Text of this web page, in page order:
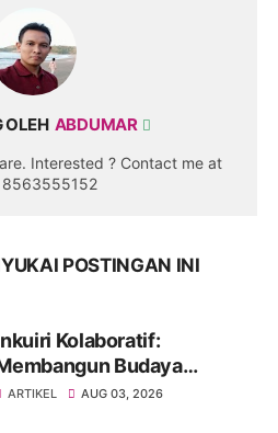
OLEH ABDUMAR
Interested ? Contact me at
8563555152
POSTINGAN INI
Kolaboratif:
Budaya
untuk
ARTIKEL AUG 03, 2026